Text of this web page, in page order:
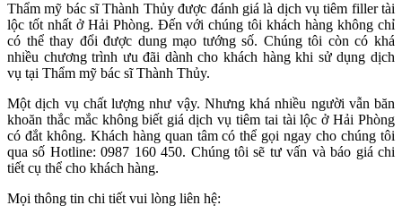
Thẩm mỹ bác sĩ Thành Thủy được đánh giá là dịch vụ tiêm filler tài
lộc tốt nhất ở Hải Phòng. Đến với chúng tôi khách hàng không chỉ
có thể thay đổi được dung mạo tướng số. Chúng tôi còn có khá
nhiều chương trình ưu đãi dành cho khách hàng khi sử dụng dịch
vụ tại Thẩm mỹ bác sĩ Thành Thủy.
Một dịch vụ chất lượng như vậy. Nhưng khá nhiều người vẫn băn
khoăn thắc mắc không biết giá dịch vụ tiêm tai tài lộc ở Hải Phòng
có đắt không. Khách hàng quan tâm có thể gọi ngay cho chúng tôi
qua số Hotline: 0987 160 450. Chúng tôi sẽ tư vấn và báo giá chi
tiết cụ thể cho khách hàng.
Mọi thông tin chi tiết vui lòng liên hệ: